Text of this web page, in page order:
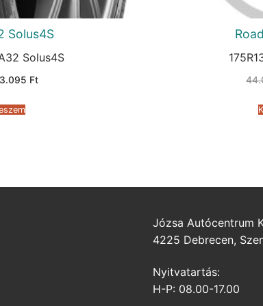
Solus4S
Solus4S
Ft.
FtCurrent
Józsa Autócentrum
4225 Debrecen,
Nyitvatartás:
H-P: 08.00-17.00